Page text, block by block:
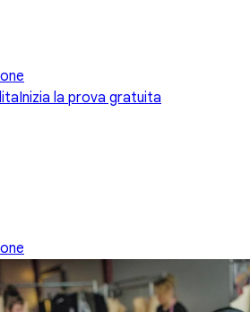
Inizia la prova gratuita